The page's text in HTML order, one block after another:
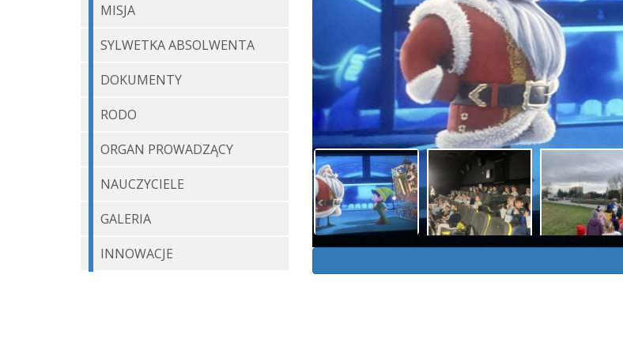
MISJA
SYLWETKA ABSOLWENTA
DOKUMENTY
RODO
ORGAN PROWADZĄCY
NAUCZYCIELE
GALERIA
INNOWACJE